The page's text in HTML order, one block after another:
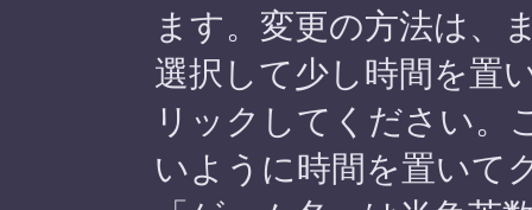
ます。変更の方法は、
選択して少し時間を置
リックしてください。
いように時間を置いて